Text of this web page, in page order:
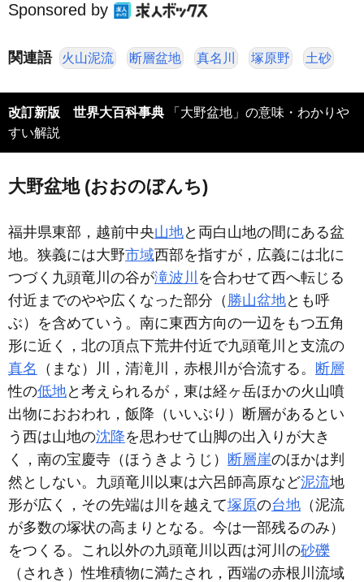
Sponsored by
関連語 火山泥流 断層盆地 真名川 塚原野 土砂
改訂新版 世界大百科事典
すい解説
大野盆地 (おおのぼんち)
福井県東部，越前中央山地と両白山地の間にある盆
地。狭義には大野市域西部を指すが，広義には北に
つづく九頭竜川の谷が滝波川 を合わせて西へ転じる
付近までのやや広くなった部分（ 勝山盆地とも呼
ぶ）を含めていう。南に東西方向の一辺をもつ五角
形に近く，北の頂点下荒井付近で九頭竜川と支流の
真名
（まな）川，清滝川，赤根川が合流する。 断層
性の低地と考えられるが，東は経ヶ岳ほかの火山噴
出物におおわれ，飯降（いいぶり）断層があるとい
う西は山地の沈降を思わせて山脚の出入りが大き
く，南の宝慶寺（ほうきようじ） 断層崖のほかは判
然としない。九頭竜川以東は六呂師高原など泥流地
形が広く，その先端は川を越えて塚原の台地 （泥流
が多数の塚状の高まりとなる。今は一部残るのみ）
をつくる。これ以外の九頭竜川以西は河川の砂礫
（されき）性堆積物に満たされ，西端の赤根川流域